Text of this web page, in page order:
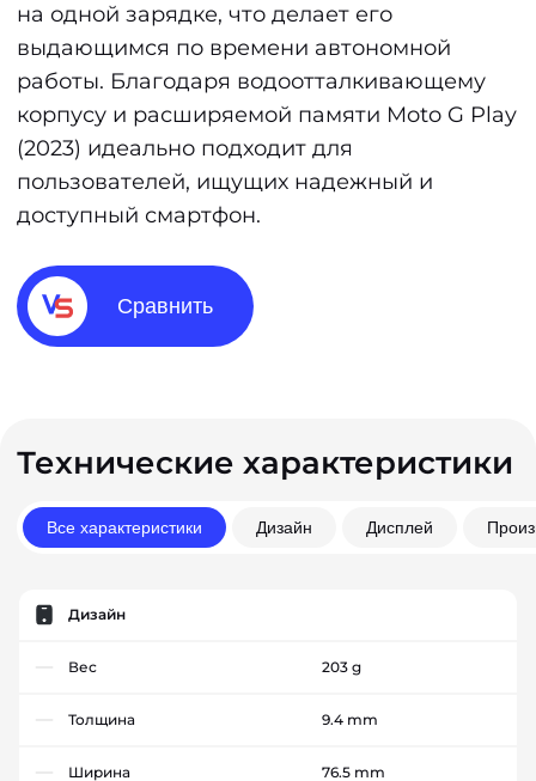
на одной зарядке, что делает его
выдающимся по времени автономной
работы. Благодаря водоотталкивающему
корпусу и расширяемой памяти Moto G Play
(2023) идеально подходит для
пользователей, ищущих надежный и
доступный смартфон.
Сравнить
Технические характеристики
Все характеристики Дизайн Дисплей
Дизайн
Вес 203 g
Толщина 9.4 mm
Ширина 76.5 mm